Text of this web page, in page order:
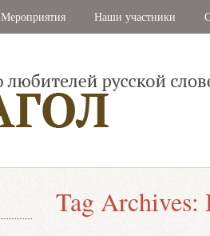
Мероприятия Наши участники
Tag Archives: